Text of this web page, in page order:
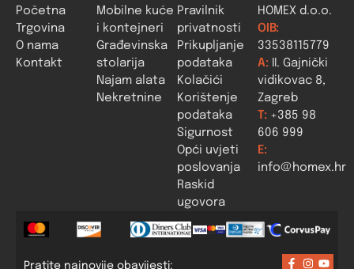
Početna
Trgovina
O nama
Kontakt
Mobilne kuće
i kontejneri
Građevinska
stolarija
Najam alata
Nekretnine
Pravilnik
privatnosti
Prikupljanje
podataka
Kolačići
Korištenje
podataka
Sigurnost
Opći uvjeti
poslovanja
Raskid
ugovora
HOMEX d.o.o.
OIB:
33538115779
A: II. Gajnički
vidikovac 8,
Zagreb
T: +385 98
606 999
E:
info@homex.hr
Pratite najnovije obavijesti: